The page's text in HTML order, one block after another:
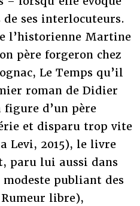
ses interlocuteurs.
l’historienne Martine
père forgeron chez
Le Temps qu’il
roman de Didier
figure d’un père
et disparu trop vite
Levi, 2015), le livre
paru lui aussi dans
publiant des
libre),